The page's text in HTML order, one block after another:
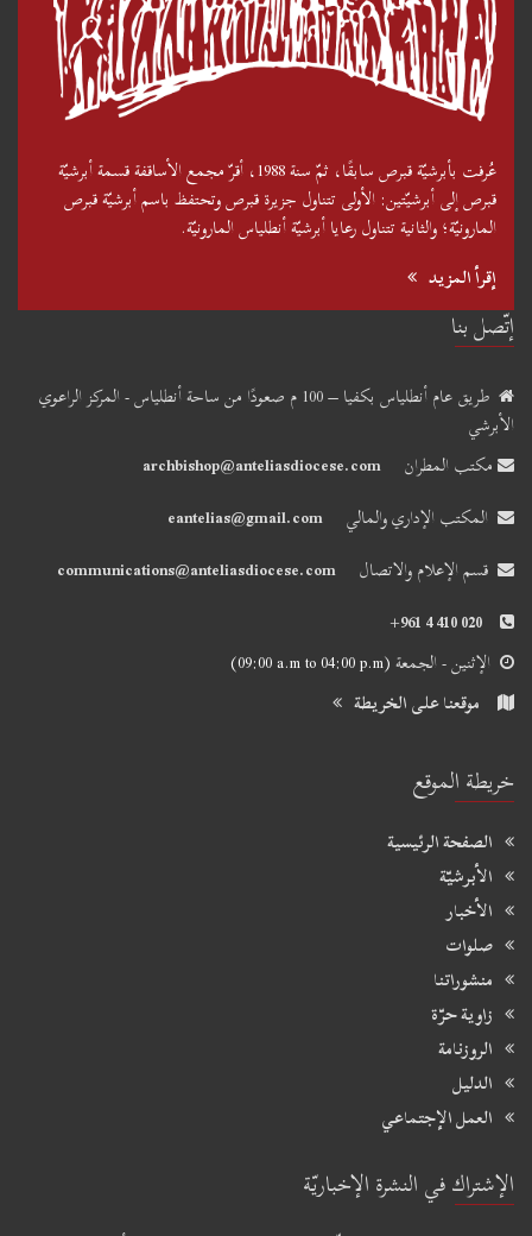
عُرفت بأبرشيّة قبرص سابقًا، ثمّ سنة 1988، أقرّ مجمع الأساقفة قسمة أبرشيّة
قبرص إلى أبرشيّتين: الأولى تتناول جزيرة قبرص وتحتفظ باسم أبرشيّة قبرص
المارونيّة؛ والثانية تتناول رعايا أبرشيّة أنطلياس المارونيّة.
إقرأ المزيد
إتّصل بنا
طريق عام أنطلياس بكفيا – 100 م صعودًا من ساحة أنطلياس - المركز الراعوي
الأبرشي
مكتب المطران
archbishop@anteliasdiocese.com
المكتب الإداري والمالي
eantelias@gmail.com
قسم الإعلام والاتصال
communications@anteliasdiocese.com
+961 4 410 020
الإثنين - الجمعة(09:00 a.m to 04:00 p.m)
موقعنا على الخريطة
خريطة الموقع
الصفحة الرئيسية
الأبرشيّة
الأخبار
صلوات
منشوراتنا
زاوية حرّة
الروزنامة
الدليل
العمل الإجتماعي
الإشتراك في النشرة الإخباريّة